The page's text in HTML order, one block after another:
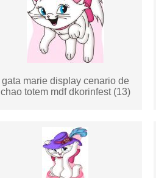
gata marie display cenario de
chao totem mdf dkorinfest (13)